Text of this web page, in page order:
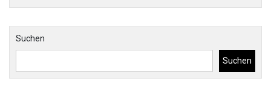
Suchen
Suchen